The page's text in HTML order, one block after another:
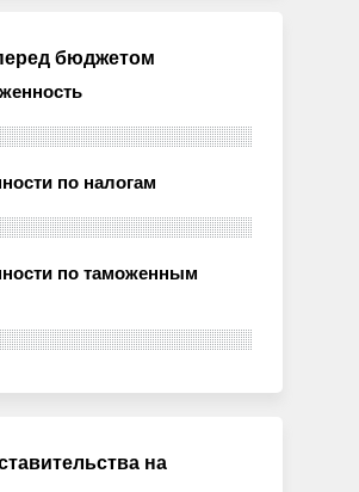
бюджетом
по налогам
по таможенным
на